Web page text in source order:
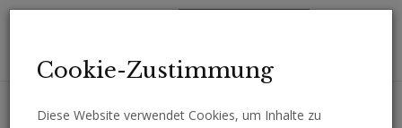
Cookie-Zustimmung
Diese Website verwendet Cookies, um Inhalte zu